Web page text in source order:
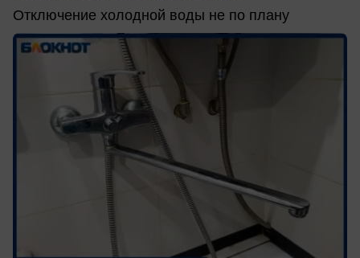
Отключение холодной воды не по плану